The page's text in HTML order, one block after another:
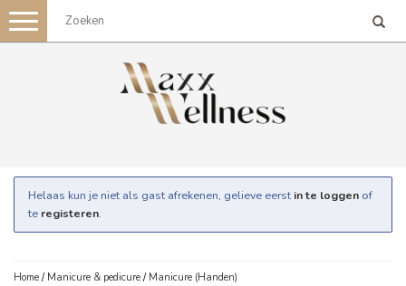
Toggle
navigation
Helaas kun je niet als gast afrekenen, gelieve eerst in te loggen of
te registeren.
Home / Manicure & pedicure / Manicure (Handen)